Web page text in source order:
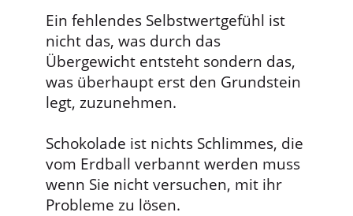
Ein fehlendes Selbstwertgefühl ist
nicht das, was durch das
Übergewicht entsteht sondern das,
was überhaupt erst den Grundstein
legt, zuzunehmen.
Schokolade ist nichts Schlimmes, die
vom Erdball verbannt werden muss
wenn Sie nicht versuchen, mit ihr
Probleme zu lösen.